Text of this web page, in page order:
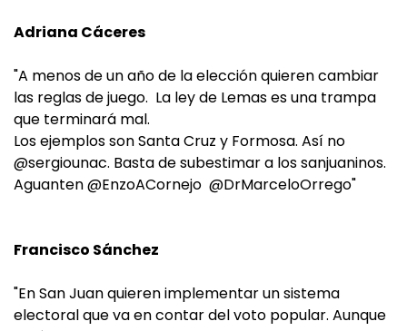
Adriana Cáceres
"A menos de un año de la elección quieren cambiar
las reglas de juego. La ley de Lemas es una trampa
que terminará mal.
Los ejemplos son Santa Cruz y Formosa. Así no
@sergiounac. Basta de subestimar a los sanjuaninos.
Aguanten @EnzoACornejo @DrMarceloOrrego"
Francisco Sánchez
"En San Juan quieren implementar un sistema
electoral que va en contar del voto popular. Aunque